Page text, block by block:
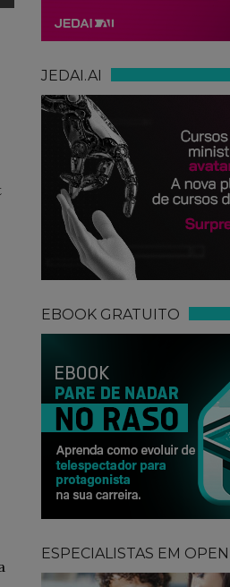
JEDAI.AI
EBOOK GRATUITO
ESPECIALISTAS EM